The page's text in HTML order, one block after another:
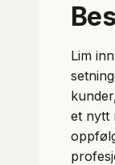
Lim
et nytt